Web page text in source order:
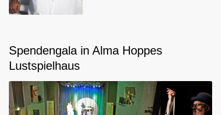
Spendengala in Alma Hoppes
Lustspielhaus